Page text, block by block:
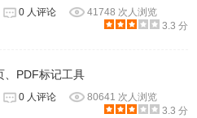
0 人评论
41748 次人浏览
3.3 分
、PDF标记工具
0 人评论
80641 次人浏览
3.3 分